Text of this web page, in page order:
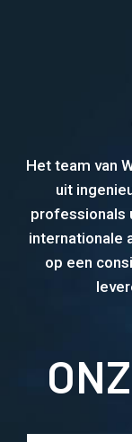
Het team van
uit
professionals
internationale
op een